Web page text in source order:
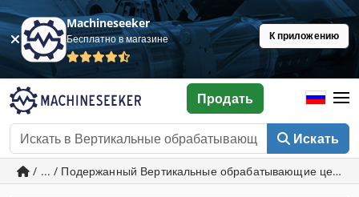
Machineseeker
Бесплатно в магазине К приложению
Искать
Продать
/ ... / Подержанный Вертикальные обрабатывающие